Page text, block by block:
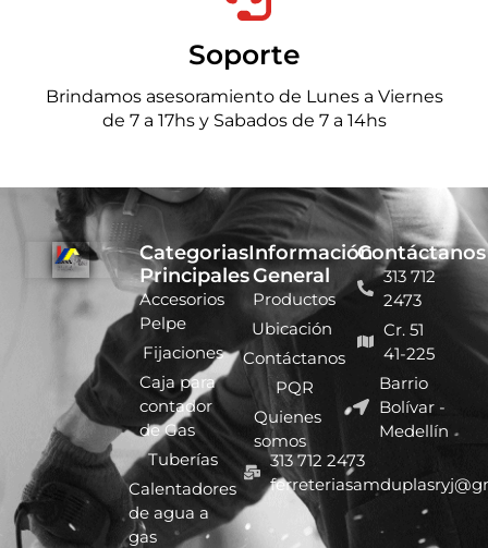
Soporte
Brindamos asesoramiento de Lunes a Viernes
de 7 a 17hs y Sabados de 7 a 14hs
Categorias
Principales
Accesorios
Pelpe
Fijaciones
Caja para
contador
de Gas
Tuberías
Calentadores
de agua a
gas
Información
General
Productos
Ubicación
Contáctanos
PQR
Quienes
somos
Contáctanos
313 712
2473
Cr. 51
41-225
Barrio
Bolívar -
Medellín
313 712 2473